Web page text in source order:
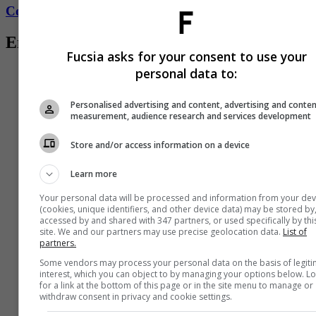
Conozca más de Fucsia aquí
Entradas relacionadas
Fucsia asks for your consent to use your
personal data to:
Personalised advertising and content, advertising and
measurement, audience research and services development
Store and/or access information on a device
Learn more
Your personal data will be processed and information from your
(cookies, unique identifiers, and other device data) may be stored by,
accessed by and shared with 347 partners, or used specifically by
site. We and our partners may use precise geolocation data. List of
partners.
Some vendors may process your personal data on the basis of
interest, which you can object to by managing your options below.
for a link at the bottom of this page or in the site menu to manage or
withdraw consent in privacy and cookie settings.